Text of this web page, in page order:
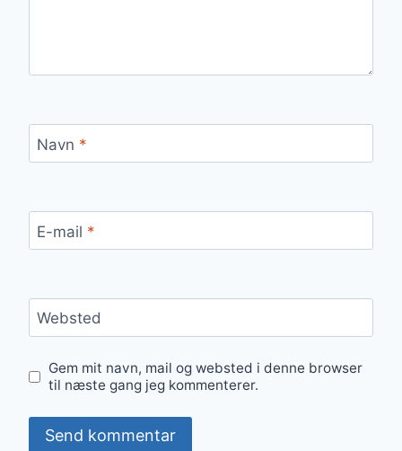
Navn *
E-mail *
Websted
Gem mit navn, mail og websted i denne browser
til næste gang jeg kommenterer.